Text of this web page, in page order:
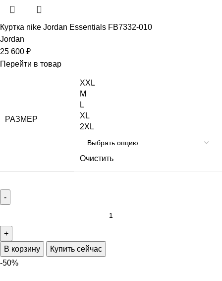
Куртка nike Jordan Essentials FB7332-010
Jordan
25 600 ₽
Перейти в товар
РАЗМЕР
XXL
M
L
XL
2XL
Очистить
В корзину
Купить сейчас
-50%